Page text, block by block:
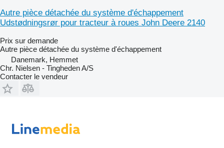
Autre pièce détachée du système d'échappement
Udstødningsrør pour tracteur à roues John Deere 2140
Prix sur demande
Autre pièce détachée du système d'échappement
Danemark, Hemmet
Chr. Nielsen - Tingheden A/S
Contacter le vendeur